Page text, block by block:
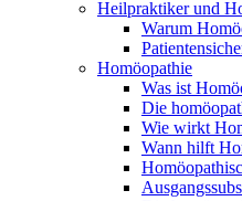
Heilpraktiker und
Warum
Homöopathie
Was ist
Die
Wie wirkt
Wann hilft